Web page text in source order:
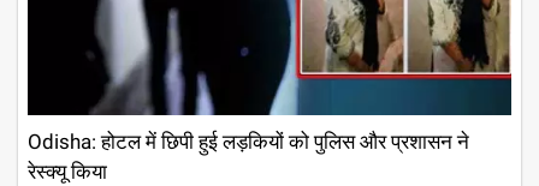
Odisha: होटल में छिपी हुई लड़कियों को पुलिस और प्रशासन ने
रेस्क्यू किया